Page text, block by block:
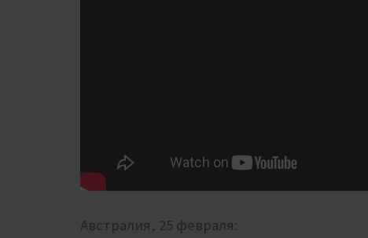
Австралия, 25 февраля: